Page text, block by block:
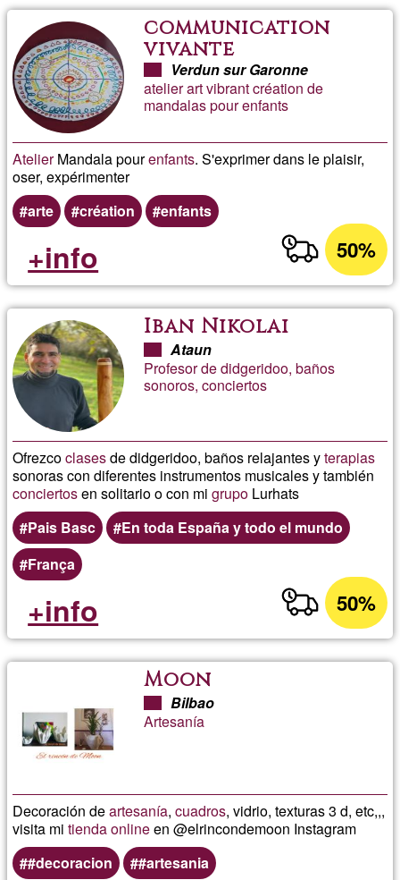
communication
vivante
Verdun sur Garonne
atelier art vibrant création de
mandalas pour enfants
AtelierMandala pourenfants. S'exprimer dans le plaisir,
oser, expérimenter
arte
création enfants
50%
+info
Iban Nikolai
Ataun
Profesor de didgeridoo, baños
sonoros, conciertos
Ofrezcoclasesde didgeridoo, baños relajantes yterapias
sonoras con diferentes instrumentos musicales y también
conciertosen solitario o con migrupo Lurhats
Pais Basc
En toda España y todo el mundo
França
50%
+info
Moon
Bilbao
Artesanía
Decoración deartesanía,cuadros, vidrio, texturas 3 d, etc,,,
visita mitienda onlineen @elrincondemoon Instagram
#decoracion
#artesania